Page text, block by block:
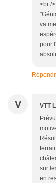
<br /
va
pour
V VTT
sur
en